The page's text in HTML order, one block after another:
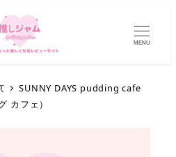
MENU
SUNNY DAYS pudding cafe
カフェ）